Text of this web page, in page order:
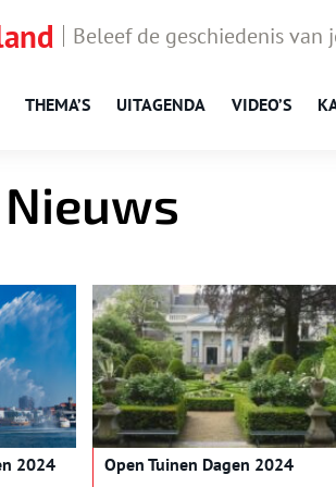
Beleef de geschiedenis van
THEMA’S UITAGENDA VIDEO’S
Nieuws
2024 Open Tuinen Dagen 2024